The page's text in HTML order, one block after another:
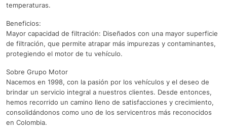
temperaturas.
Beneficios:
Mayor capacidad de filtración: Diseñados con una mayor superficie
de filtración, que permite atrapar más impurezas y contaminantes,
protegiendo el motor de tu vehículo.
Sobre Grupo Motor
Nacemos en 1998, con la pasión por los vehículos y el deseo de
brindar un servicio integral a nuestros clientes. Desde entonces,
hemos recorrido un camino lleno de satisfacciones y crecimiento,
consolidándonos como uno de los servicentros más reconocidos
en Colombia.